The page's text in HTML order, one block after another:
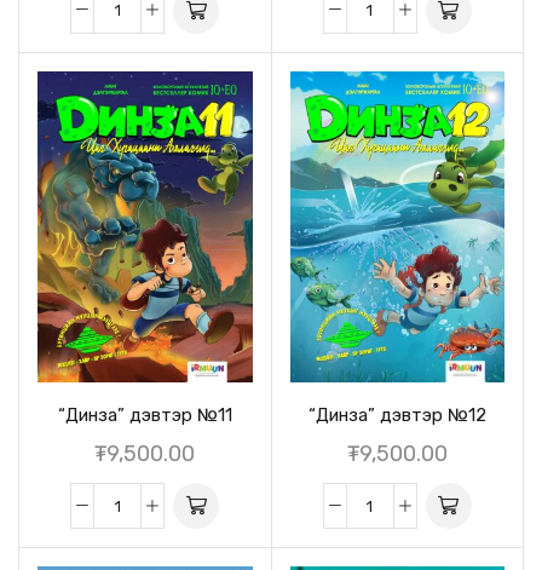
“Динза” дэвтэр №11
₮9,500.00
“Динза” дэвтэр №12
₮9,500.00